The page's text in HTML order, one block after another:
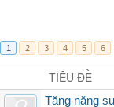
1 2 3 4 5 6
TIÊU ĐỀ
Tăng năng